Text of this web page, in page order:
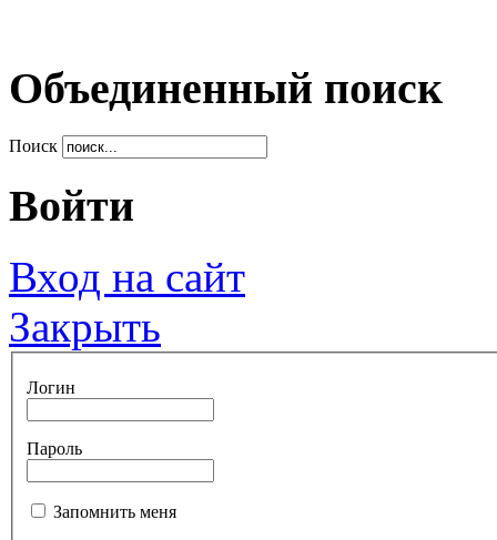
Объединенный поиск
Поиск
Войти
Вход на сайт
Закрыть
Логин
Пароль
Запомнить меня